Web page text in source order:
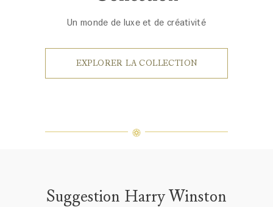
Un monde de luxe et de créativité
EXPLORER LA COLLECTION
Suggestion Harry Winston